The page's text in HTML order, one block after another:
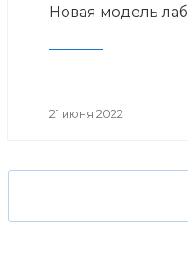
Новая модель
21 июня 2022